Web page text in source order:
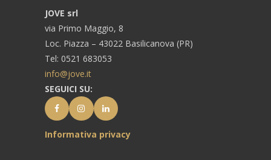
JOVE srl
via Primo Maggio, 8
Loc. Piazza – 43022 Basilicanova (PR)
Tel: 0521 683053
info@jove.it
SEGUICI SU:
Informativa privacy